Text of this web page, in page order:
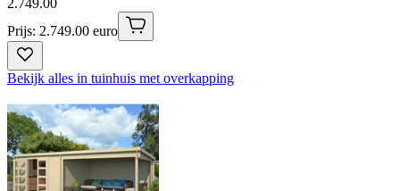
2.749.00
Prijs: 2.749.00 euro
Bekijk alles in tuinhuis met overkapping